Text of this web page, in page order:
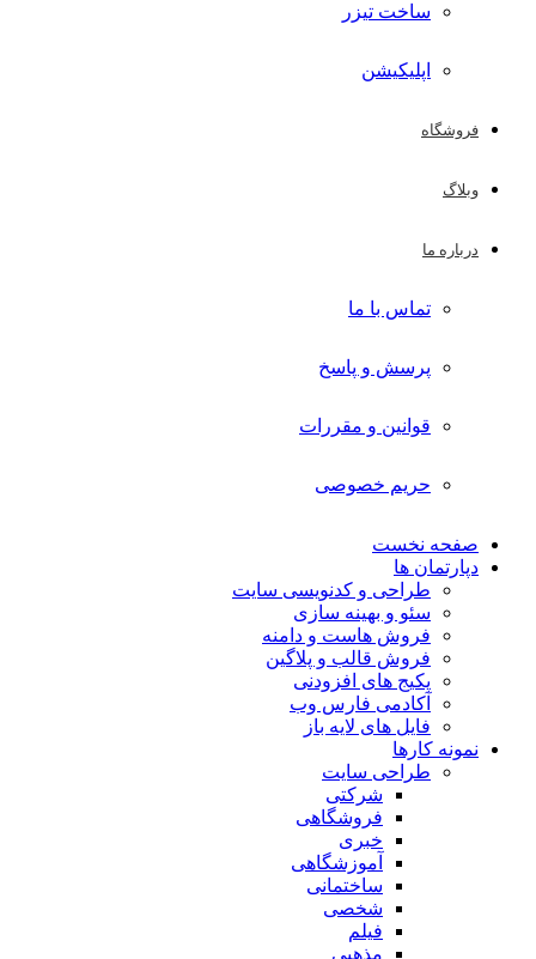
ساخت تیزر
اپلیکیشن
فروشگاه
وبلاگ
درباره ما
تماس با ما
پرسش و پاسخ
قوانین و مقررات
حریم خصوصی
صفحه نخست
دپارتمان ها
طراحی و کدنویسی سایت
سئو و بهینه سازی
فروش هاست و دامنه
فروش قالب و پلاگین
پکیج های افزودنی
آکادمی فارس وب
فایل های لایه باز
نمونه کارها
طراحی سایت
شرکتی
فروشگاهی
خبری
آموزشگاهی
ساختمانی
شخصی
فیلم
مذهبی